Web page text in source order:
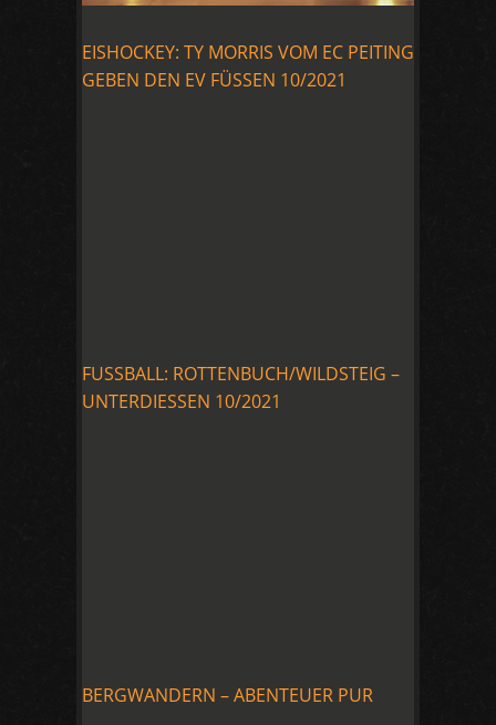
EISHOCKEY: TY MORRIS VOM EC PEITING
GEBEN DEN EV FÜSSEN 10/2021
FUSSBALL: ROTTENBUCH/WILDSTEIG –
UNTERDIESSEN 10/2021
BERGWANDERN – ABENTEUER PUR